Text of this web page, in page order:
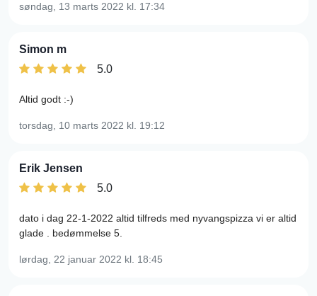
søndag, 13 marts 2022 kl. 17:34
Simon m
5.0
Altid godt :-)
torsdag, 10 marts 2022 kl. 19:12
Erik Jensen
5.0
dato i dag 22-1-2022 altid tilfreds med nyvangspizza vi er altid
glade . bedømmelse 5.
lørdag, 22 januar 2022 kl. 18:45